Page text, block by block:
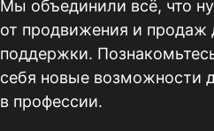
Мы объединили всё, что
от продвижения и продаж
поддержки.
себя новые возможности
в профессии.